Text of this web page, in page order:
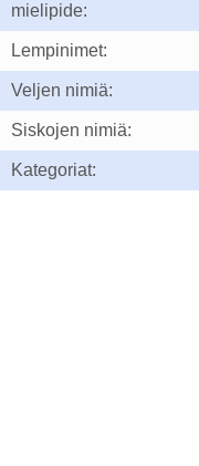
mielipide:
Lempinimet:
Veljen nimiä:
Siskojen nimiä:
Kategoriat: